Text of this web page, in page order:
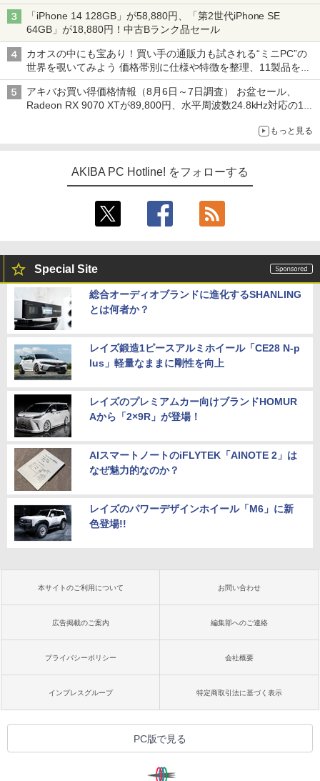
「iPhone 14 128GB」が58,880円、「第2世代iPhone SE
64GB」が18,880円！中古Bランク品セール
カオスの中にも宝あり！買い手の通販力も試される“ミニPC”の
世界を覗いてみよう 価格帯別に仕様や特徴を整理、11製品をピ
ックアップ text by 石川 ひさよし
アキバお買い得価格情報（8月6日～7日調査） お盆セール、
Radeon RX 9070 XTが89,800円、水平周波数24.8kHz対応の17
もっと見る
AKIBA PC Hotline! をフォローする
Special Site
総合オーディオブランドに進化するSHANLING
とは何者か？
レイズ鍛造1ピースアルミホイール「CE28 N-p
lus」軽量なままに剛性を向上
レイズのプレミアムカー向けブランドHOMUR
Aから「2×9R」が登場！
AIスマートノートのiFLYTEK「AINOTE 2」は
なぜ魅力的なのか？
レイズのパワーデザインホイール「M6」に新
色登場!!
本サイトのご利用について お問い合わせ
広告掲載のご案内 編集部へのご連絡
プライバシーポリシー 会社概要
インプレスグループ 特定商取引法に基づく表示
PC版で見る